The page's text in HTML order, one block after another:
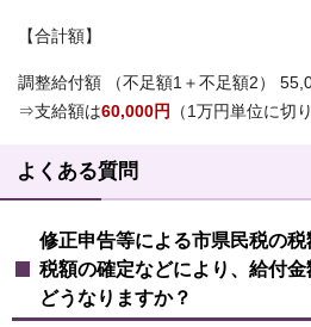
【合計額】
調整給付額 （不足額1＋不足額2）
⇒支給額は60,000円 （1万円単位に切
よくある質問
修正申告等による市県民税の
税額の確定などにより、給付
どうなりますか？